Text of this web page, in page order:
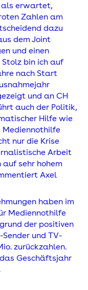
als erwartet,
Zahlen am
dazu
dem Joint
und einen
bin ich auf
nach Start
und an CH
auch der Politik,
Hilfe wie
nur die Krise
Arbeit
auf sehr hohem
Axel
haben im
Mediennothilfe
der positiven
und TV-
zurückzahlen.
Geschäftsjahr